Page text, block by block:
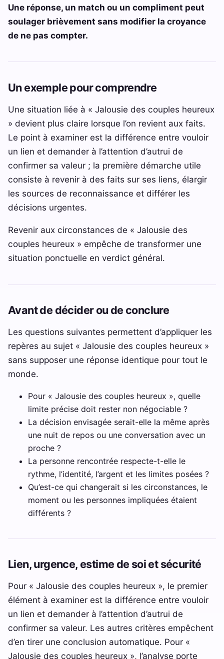
Une réponse, un match ou un compliment peut
soulager brièvement sans modifier la croyance
de ne pas compter.
Un exemple pour comprendre
Une situation liée à « Jalousie des couples heureux
» devient plus claire lorsque l’on revient aux faits.
Le point à examiner est la différence entre vouloir
un lien et demander à l’attention d’autrui de
confirmer sa valeur ; la première démarche utile
consiste à revenir à des faits sur ses liens, élargir
les sources de reconnaissance et différer les
décisions urgentes.
Revenir aux circonstances de « Jalousie des
couples heureux » empêche de transformer une
situation ponctuelle en verdict général.
Avant de décider ou de conclure
Les questions suivantes permettent d’appliquer les
repères au sujet « Jalousie des couples heureux »
sans supposer une réponse identique pour tout le
monde.
Pour « Jalousie des couples heureux », quelle
limite précise doit rester non négociable ?
La décision envisagée serait-elle la même après
une nuit de repos ou une conversation avec un
proche ?
La personne rencontrée respecte-t-elle le
rythme, l’identité, l’argent et les limites posées ?
Qu’est-ce qui changerait si les circonstances, le
moment ou les personnes impliquées étaient
différents ?
Lien, urgence, estime de soi et sécurité
Pour « Jalousie des couples heureux », le premier
élément à examiner est la différence entre vouloir
un lien et demander à l’attention d’autrui de
confirmer sa valeur. Les autres critères empêchent
d’en tirer une conclusion automatique. Pour «
Jalousie des couples heureux », l’analyse porte